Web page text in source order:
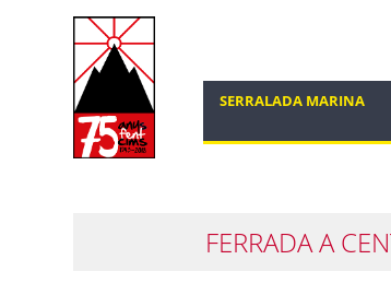
SERRALADA MARINA
FERRADA A